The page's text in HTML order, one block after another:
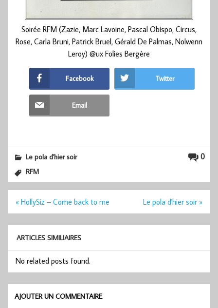
Soirée RFM (Zazie, Marc Lavoine, Pascal Obispo, Circus,
Rose, Carla Bruni, Patrick Bruel, Gérald De Palmas, Nolwenn
Leroy) @ux Folies Bergère
Facebook Twitter
Email
0
Le pola d'hier soir
RFM
Navigation
l’article
« HollySiz – Come back to me Le pola d'hier soir »
ARTICLES SIMILIAIRES
No related posts found.
AJOUTER UN COMMENTAIRE